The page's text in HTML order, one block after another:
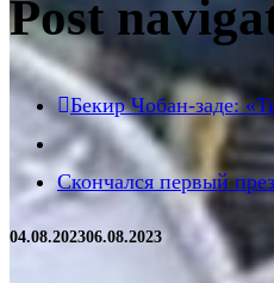
Post
Бекир Чобан-заде:
Скончался первый
04.08.202306.08.2023